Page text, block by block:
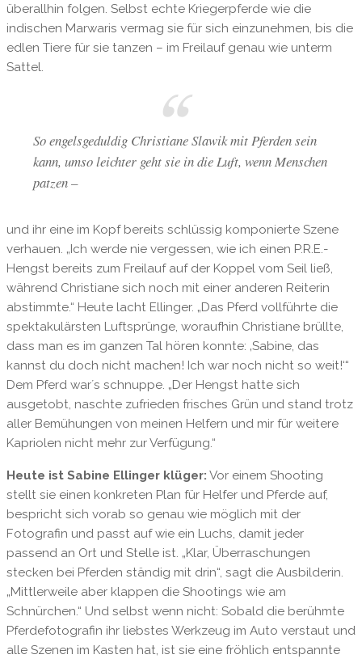
überallhin folgen. Selbst echte Kriegerpferde wie die
indischen Marwaris vermag sie für sich einzunehmen, bis die
edlen Tiere für sie tanzen – im Freilauf genau wie unterm
Sattel.
So engelsgeduldig Christiane Slawik mit Pferden sein
kann, umso leichter geht sie in die Luft, wenn Menschen
patzen –
und ihr eine im Kopf bereits schlüssig komponierte Szene
verhauen. „Ich werde nie vergessen, wie ich einen P.R.E.-
Hengst bereits zum Freilauf auf der Koppel vom Seil ließ,
während Christiane sich noch mit einer anderen Reiterin
abstimmte.“ Heute lacht Ellinger. „Das Pferd vollführte die
spektakulärsten Luftsprünge, woraufhin Christiane brüllte,
dass man es im ganzen Tal hören konnte: ‚Sabine, das
kannst du doch nicht machen! Ich war noch nicht so weit!‘“
Dem Pferd warʼs schnuppe. „Der Hengst hatte sich
ausgetobt, naschte zufrieden frisches Grün und stand trotz
aller Bemühungen von meinen Helfern und mir für weitere
Kapriolen nicht mehr zur Verfügung.“
Heute ist Sabine Ellinger klüger: Vor einem Shooting
stellt sie einen konkreten Plan für Helfer und Pferde auf,
bespricht sich vorab so genau wie möglich mit der
Fotografin und passt auf wie ein Luchs, damit jeder
passend an Ort und Stelle ist. „Klar, Überraschungen
stecken bei Pferden ständig mit drin“, sagt die Ausbilderin.
„Mittlerweile aber klappen die Shootings wie am
Schnürchen.“ Und selbst wenn nicht: Sobald die berühmte
Pferdefotografin ihr liebstes Werkzeug im Auto verstaut und
alle Szenen im Kasten hat, ist sie eine fröhlich entspannte